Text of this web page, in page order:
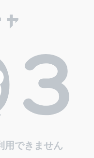
用できません